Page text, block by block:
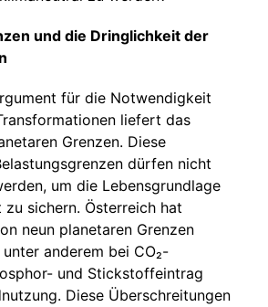
und die Dringlichkeit der
für die Notwendigkeit
liefert das
Grenzen. Diese
dürfen nicht
um die Lebensgrundlage
zu sichern. Österreich hat
neun planetaren Grenzen
anderem bei CO₂-
und Stickstoffeintrag
Diese Überschreitungen